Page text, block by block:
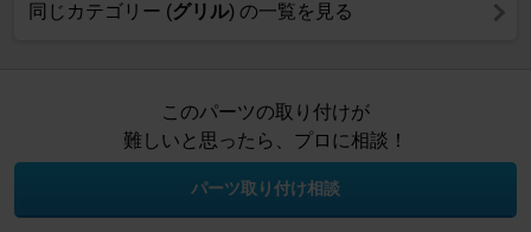
同じカテゴリー (グリル) の一覧を見る
このパーツの取り付けが
難しいと思ったら、プロに相談！
パーツ取り付け相談